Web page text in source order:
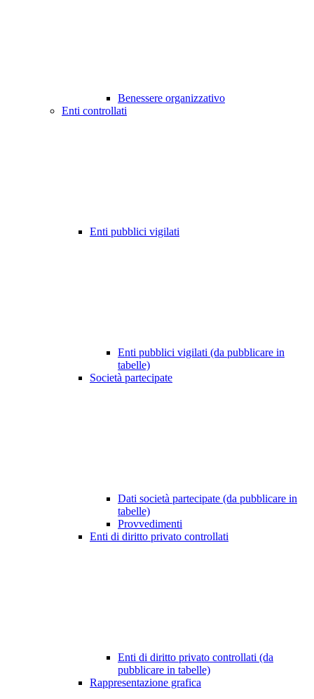
Benessere organizzativo
Enti controllati
Enti pubblici vigilati
Enti pubblici vigilati (da pubblicare in
tabelle)
Società partecipate
Dati società partecipate (da pubblicare in
tabelle)
Provvedimenti
Enti di diritto privato controllati
Enti di diritto privato controllati (da
pubblicare in tabelle)
Rappresentazione grafica